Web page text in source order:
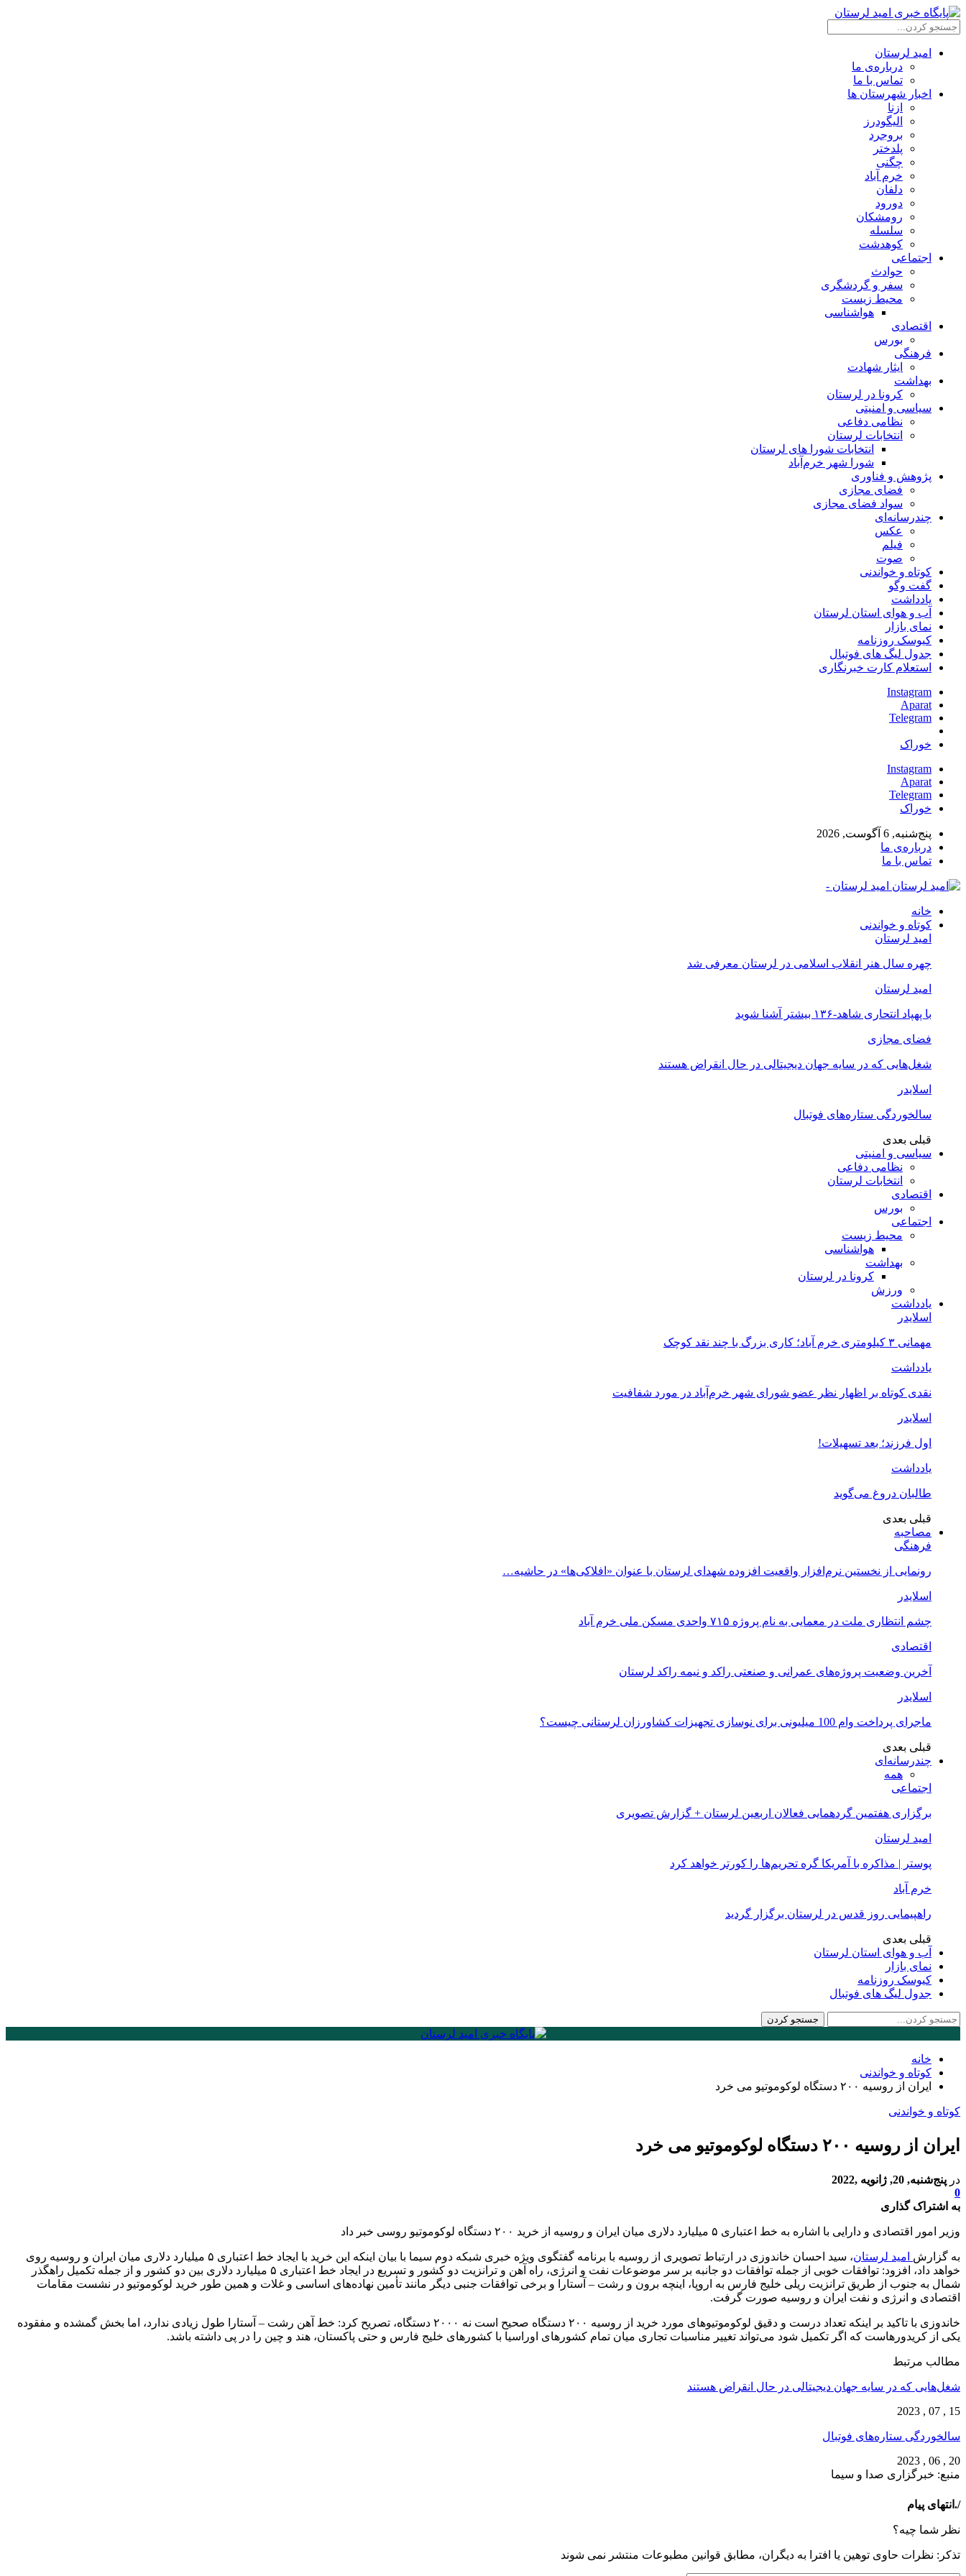
امید لرستان
درباره‌ی ما
تماس با ما
اخبار شهرستان ها
ازنا
الیگودرز
بروجرد
پلدختر
چگنی
خرم آباد
دلفان
دورود
رومشکان
سلسله
کوهدشت
اجتماعی
حوادث
سفر و گردشگری
محیط زیست
هواشناسی
اقتصادی
بورس
فرهنگی
ایثار شهادت
بهداشت
کرونا در لرستان
سیاسی و امنیتی
نظامی دفاعی
انتخابات لرستان
انتخابات شورا های لرستان
شورا شهر خرم‌آباد
پژوهش و فناوری
فضای مجازی
سواد فضای مجازی
چندرسانه‌ای
عكس
فیلم
صوت
کوتاه و خواندنی
گفت وگو
یادداشت
آب و هوای استان لرستان
نمای بازار
کیوسک روزنامه
جدول لیگ های فوتبال
استعلام کارت خبرنگاری
Instagram
Aparat
Telegram
خوراک
Instagram
Aparat
Telegram
خوراک
پنج‌شنبه, 6 آگوست, 2026
درباره‌ی ما
تماس با ما
امید لرستان -
خانه
کوتاه و خواندنی
امید لرستان
چهره سال هنر انقلاب اسلامی در لرستان معرفی شد
امید لرستان
با پهپاد انتحاری شاهد-۱۳۶ بیشتر آشنا شوید
فضای مجازی
شغل‌‌هایی که در سایه جهان دیجیتالی در حال انقراض هستند
اسلایدر
سالخوردگی ستاره‌های فوتبال
قبلی بعدی
سیاسی و امنیتی
نظامی دفاعی
انتخابات لرستان
اقتصادی
بورس
اجتماعی
محیط زیست
هواشناسی
بهداشت
کرونا در لرستان
ورزش
یادداشت
اسلایدر
مهمانی ۳ کیلومتری خرم آباد؛ کاری بزرگ با چند نقد کوچک
یادداشت
نقدی کوتاه بر اظهار نظر عضو شورای شهر خرم‌آباد در مورد شفافیت
اسلایدر
اول فرزند؛ بعد تسهیلات!
یادداشت
طالبان دروغ می‌گوید
قبلی بعدی
مصاحبه
فرهنگی
رونمایی از نخستین نرم‌افزار واقعیت افزوده شهدای لرستان با عنوان «افلاکی‌ها» در حاشیه…
اسلایدر
چشم انتظاری ملت در معمایی به نام پروژه ۷۱۵ واحدی مسکن ملی خرم آباد
اقتصادی
آخرین وضعیت پروژه‌های عمرانی و صنعتی راکد و نیمه راکد لرستان
اسلایدر
ماجرای پرداخت وام 100 میلیونی برای نوسازی تجهیزات کشاورزان لرستانی چیست؟
قبلی بعدی
چندرسانه‌ای
همه
اجتماعی
برگزاری هفتمین گردهمایی فعالان اربعین لرستان + گزارش تصویری
امید لرستان
پوستر | مذاکره با آمریکا گره تحریم‌ها را کورتر خواهد کرد
خرم آباد
راهپیمایی روز قدس در لرستان برگزار گردید
قبلی بعدی
آب و هوای استان لرستان
نمای بازار
کیوسک روزنامه
جدول لیگ های فوتبال
خانه
کوتاه و خواندنی
ایران از روسیه ۲۰۰ دستگاه لوکوموتیو می خرد
کوتاه و خواندنی
ایران از روسیه ۲۰۰ دستگاه لوکوموتیو می خرد
در پنج‌شنبه, 20, ژانویه ,2022
0
به اشتراک گذاری
وزیر امور اقتصادی و دارایی با اشاره به خط اعتباری ۵ میلیارد دلاری میان ایران و روسیه از خرید ۲۰۰ دستگاه لوکوموتیو روسی خبر داد
به گزارش امید لرستان
، سید احسان خاندوزی در ارتباط تصویری از روسیه با برنامه گفتگوی ویژه خبری شبکه دوم سیما با بیان اینکه این خرید با ایجاد خط اعتباری ۵ میلیارد دلاری میان ایران و روسیه روی
خواهد داد، افزود: توافقات خوبی از جمله توافقات دو جانبه بر سر موضوعات نفت و انرژی، راه آهن و ترانزیت دو کشور و تسریع در ایجاد خط اعتباری ۵ میلیارد دلاری بین دو کشور و از جمله تکمیل راهگذر
شمال به جنوب از طریق ترانزیت ریلی خلیج فارس به اروپا، اینچه برون و رشت – آستارا و برخی توافقات جنبی دیگر مانند تأمین نهاده‌های اساسی و غلات و همین طور خرید لوکوموتیو در نشست مقامات
اقتصادی و انرژی و نفت ایران و روسیه صورت گرفت.
خاندوزی با تاکید بر اینکه تعداد درست و دقیق لوکوموتیوهای مورد خرید از روسیه ۲۰۰ دستگاه صحیح است نه ۲۰۰۰ دستگاه، تصریح کرد: خط آهن رشت – آستارا طول زیادی ندارد، اما بخش گمشده و مفقوده
یکی از کریدورهاست که اگر تکمیل شود می‌تواند تغییر مناسبات تجاری میان تمام کشورهای اوراسیا با کشورهای خلیج فارس و حتی پاکستان، هند و چین را در پی داشته باشد.
مطالب مرتبط
شغل‌‌هایی که در سایه جهان دیجیتالی در حال انقراض هستند
15 , 07 , 2023
سالخوردگی ستاره‌های فوتبال
20 , 06 , 2023
منبع: خبرگزاری صدا و سیما
/.انتهای پیام
نظر شما چیه؟
تذكر: نظرات حاوی توهين يا افترا به ديگران، مطابق قوانين مطبوعات منتشر نمی شوند